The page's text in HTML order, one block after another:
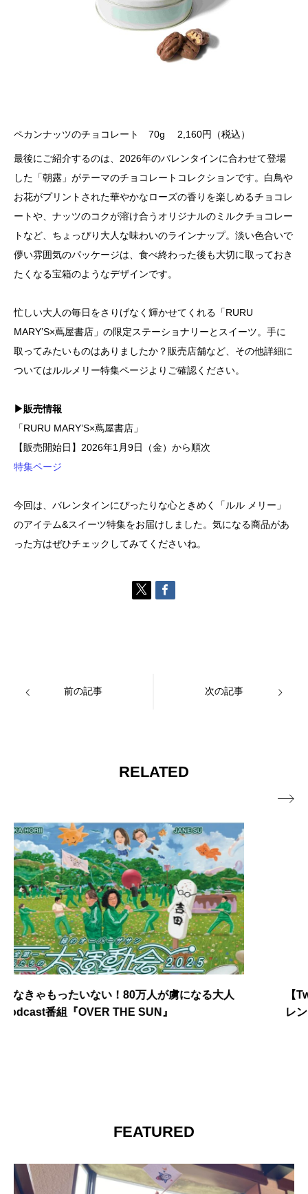
ペカンナッツのチョコレート 70g 2,160円（税込）
最後にご紹介するのは、2026年のバレンタインに合わせて登場
した「朝露」がテーマのチョコレートコレクションです。白鳥や
お花がプリントされた華やかなローズの香りを楽しめるチョコレ
ートや、ナッツのコクが溶け合うオリジナルのミルクチョコレー
トなど、ちょっぴり大人な味わいのラインナップ。淡い色合いで
儚い雰囲気のパッケージは、食べ終わった後も大切に取っておき
たくなる宝箱のようなデザインです。
忙しい大人の毎日をさりげなく輝かせてくれる「RURU
MARY’S×蔦屋書店」の限定ステーショナリーとスイーツ。手に
取ってみたいものはありましたか？販売店舗など、その他詳細に
ついてはルルメリー特集ページよりご確認ください。
▶販売情報
「RURU MARY’S×蔦屋書店」
【販売開始日】2026年1月9日（金）から順次
特集ページ
今回は、バレンタインにぴったりな心ときめく「ルル メリー」
のアイテム&スイーツ特集をお届けしました。気になる商品があ
った方はぜひチェックしてみてくださいね。
前の記事 次の記事
RELATED
【Twitter不具合】『X』にて「Twitter不具合」がト
レンド入り

FEATURED